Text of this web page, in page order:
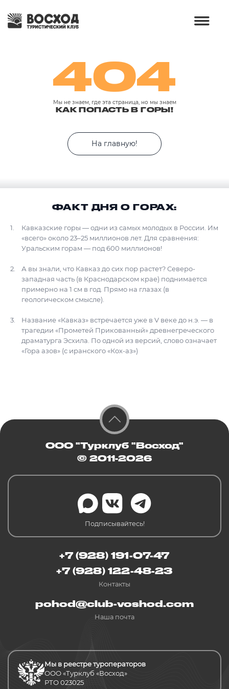
404
Мы не знаем, где эта страница, но мы знаем
КАК ПОПАСТЬ В ГОРЫ!
На главную!
ФАКТ ДНЯ О ГОРАХ:
Кавказские горы — одни из самых молодых в России. Им
«всего» около 23–25 миллионов лет. Для сравнения:
Уральским горам — под 600 миллионов!
А вы знали, что Кавказ до сих пор растет? Северо-
западная часть (в Краснодарском крае) поднимается
примерно на 1 см в год. Прямо на глазах (в
геологическом смысле).
Название «Кавказ» встречается уже в V веке до н.э. — в
трагедии «Прометей Прикованный» древнегреческого
драматурга Эсхила. По одной из версий, слово означает
«Гора азов» (с иранского «Кох-аз»)
ООО "Турклуб "Восход"
© 2011-2026
Подписывайтесь!
+7 (928) 191-07-47
+7 (928) 122-48-23
Контакты
pohod@club-voshod.com
Наша почта
Мы в реестре туроператоров
ООО «Турклуб «Восход»
РТО 023025